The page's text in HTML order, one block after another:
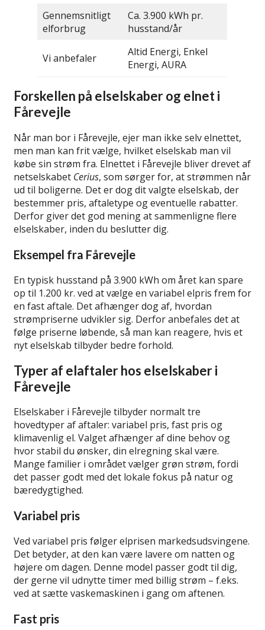
Gennemsnitligt
elforbrug
Ca. 3.900 kWh pr.
husstand/år
Vi anbefaler
Altid Energi, Enkel
Energi, AURA
Forskellen på elselskaber og elnet i
Fårevejle
Når man bor i Fårevejle, ejer man ikke selv elnettet,
men man kan frit vælge, hvilket elselskab man vil
købe sin strøm fra. Elnettet i Fårevejle bliver drevet af
netselskabet Cerius, som sørger for, at strømmen når
ud til boligerne. Det er dog dit valgte elselskab, der
bestemmer pris, aftaletype og eventuelle rabatter.
Derfor giver det god mening at sammenligne flere
elselskaber, inden du beslutter dig.
Eksempel fra Fårevejle
En typisk husstand på 3.900 kWh om året kan spare
op til 1.200 kr. ved at vælge en variabel elpris frem for
en fast aftale. Det afhænger dog af, hvordan
strømpriserne udvikler sig. Derfor anbefales det at
følge priserne løbende, så man kan reagere, hvis et
nyt elselskab tilbyder bedre forhold.
Typer af elaftaler hos elselskaber i
Fårevejle
Elselskaber i Fårevejle tilbyder normalt tre
hovedtyper af aftaler: variabel pris, fast pris og
klimavenlig el. Valget afhænger af dine behov og
hvor stabil du ønsker, din elregning skal være.
Mange familier i området vælger grøn strøm, fordi
det passer godt med det lokale fokus på natur og
bæredygtighed.
Variabel pris
Ved variabel pris følger elprisen markedsudsvingene.
Det betyder, at den kan være lavere om natten og
højere om dagen. Denne model passer godt til dig,
der gerne vil udnytte timer med billig strøm – f.eks.
ved at sætte vaskemaskinen i gang om aftenen.
Fast pris